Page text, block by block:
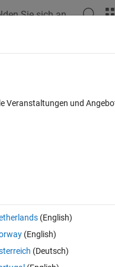
Sie sich an
Ältere
0 Stimmen
How do I do this?
the file and then read it,
Veranstaltungen und
(English)
(English)
(Deutsch)